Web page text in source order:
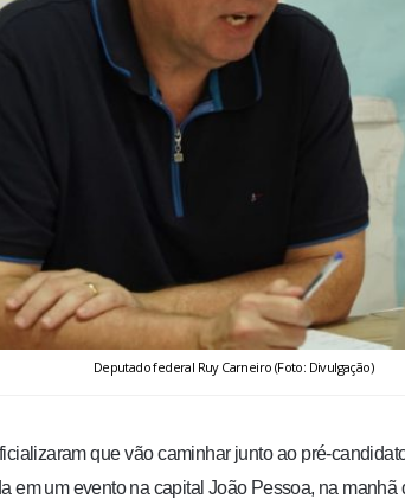
Deputado federal Ruy Carneiro (Foto: Divulgação)
que vão caminhar junto ao pré-
em um evento na capital João Pessoa, na manhã